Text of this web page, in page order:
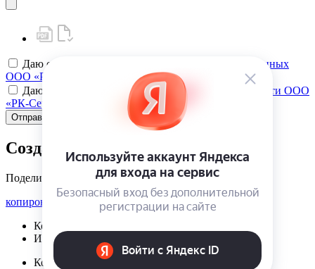
Даю своё
согласие на обработку персональных данных
ООО «РК-Сервис»
Даю своё
согласие на политику конфиденциальности ООО
«РК-Сервис»
Отправить
Создать карту клиента
Поделиться
копировать ссылку
Корзина | {{ cart.items.value.length }}
Избранное | {{ initData.favoriteProducts.length }}
Корзина | {{ cart.items.value.length }}